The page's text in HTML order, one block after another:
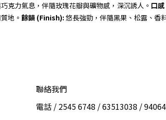
克力氣息，伴隨玫瑰花瓣與礦物感，深沉誘人。 口
地。 餘韻 (Finish): 悠長強勁，伴隨黑果、松露、香
聯絡我們
電話 / 2545 6748 / 63513038 /